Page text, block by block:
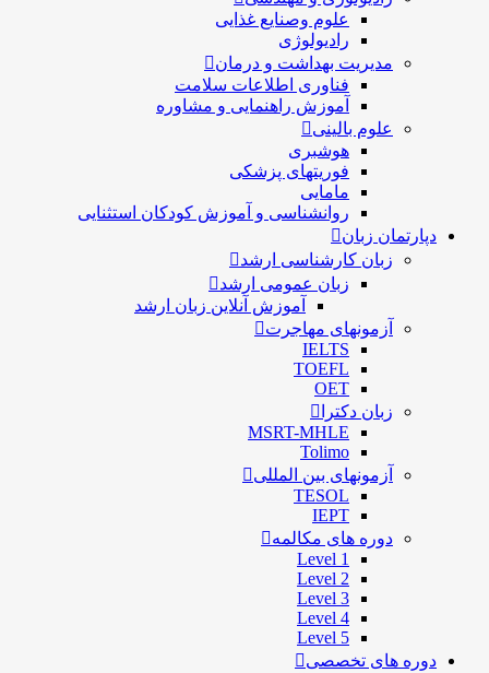
علوم وصنایع غذایی
رادیولوژی
مدیریت بهداشت و درمان
فناوری اطلاعات سلامت
آموزش راهنمایی و مشاوره
علوم بالینی
هوشبری
فوریتهای پزشکی
مامایی
روانشناسی و آموزش کودکان استثنایی
دپارتمان زبان
زبان کارشناسی ارشد
زبان عمومی ارشد
آموزش آنلاین زبان ارشد
آزمونهای مهاجرت
IELTS
TOEFL
OET
زبان دکترا
MSRT-MHLE
Tolimo
آزمونهای بین المللی
TESOL
IEPT
دوره های مکالمه
Level 1
Level 2
Level 3
Level 4
Level 5
دوره های تخصصی